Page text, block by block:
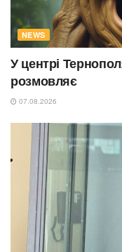
NEWS
У центрі
розмовляє
07.08.2026